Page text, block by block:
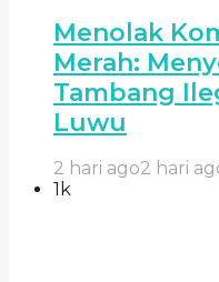
Menolak
Merah:
Tambang
Luwu
2 hari ago2 hari
1k